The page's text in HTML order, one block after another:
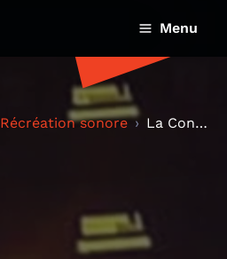
Menu
Récréation sonore La Contrebande FM - A toi, demain - 29 mars 2015